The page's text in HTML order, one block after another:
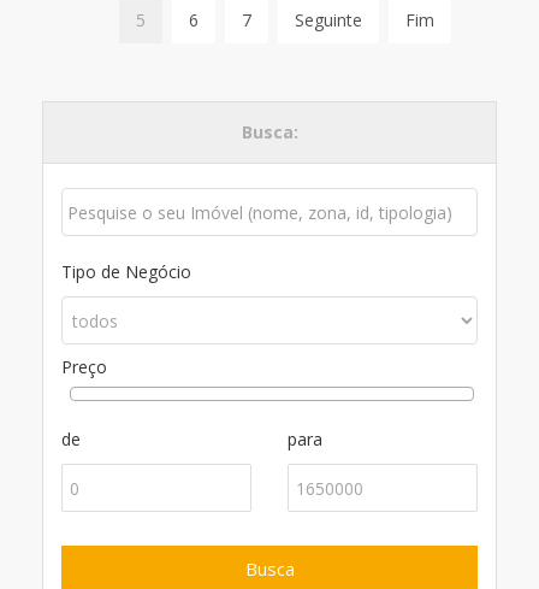
5 6 7 Seguinte Fim
Busca:
Tipo de Negócio
Preço
de para